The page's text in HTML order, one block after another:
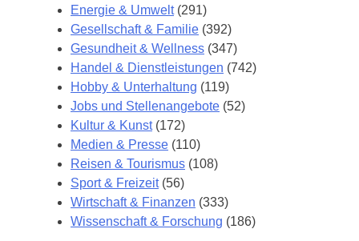
Energie & Umwelt(291)
Gesellschaft & Familie (392)
Gesundheit & Wellness (347)
Handel & Dienstleistungen (742)
Hobby & Unterhaltung (119)
Jobs und Stellenangebote (52)
Kultur & Kunst(172)
Medien & Presse (110)
Reisen & Tourismus (108)
Sport & Freizeit(56)
Wirtschaft & Finanzen (333)
Wissenschaft & Forschung (186)